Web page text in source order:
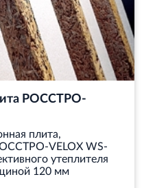
РОССТРО-
плита,
VELOX WS-
утеплителя
120 мм